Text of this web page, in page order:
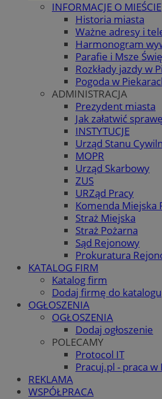
INFORMACJE O MIEŚCIE
Historia miasta
Ważne adresy i
Harmonogram
Parafie i Msze
Rozkłady jazdy w
Pogoda w
ADMINISTRACJA
Prezydent miasta
Jak załatwić
INSTYTUCJE
Urząd Stanu
MOPR
Urząd Skarbowy
ZUS
URZąd Pracy
Komenda Miejska
Straż Miejska
Straż Pożarna
Sąd Rejonowy
Prokuratura
KATALOG FIRM
Katalog firm
Dodaj firmę do katalogu
OGŁOSZENIA
OGŁOSZENIA
Dodaj ogłoszenie
POLECAMY
Protocol IT
Pracuj.pl - praca w
REKLAMA
WSPÓŁPRACA